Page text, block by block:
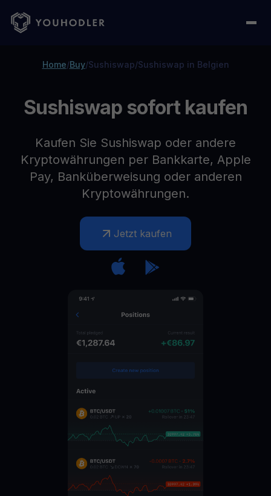
Home/Buy/Sushiswap/Sushiswap in Belgien
Sushiswap sofort kaufen
Kaufen Sie Sushiswap oder andere
Kryptowährungen per Bankkarte, Apple
Pay, Banküberweisung oder anderen
Kryptowährungen.
Jetzt kaufen